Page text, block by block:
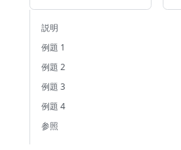
説明
例題 1
例題 2
例題 3
例題 4
参照